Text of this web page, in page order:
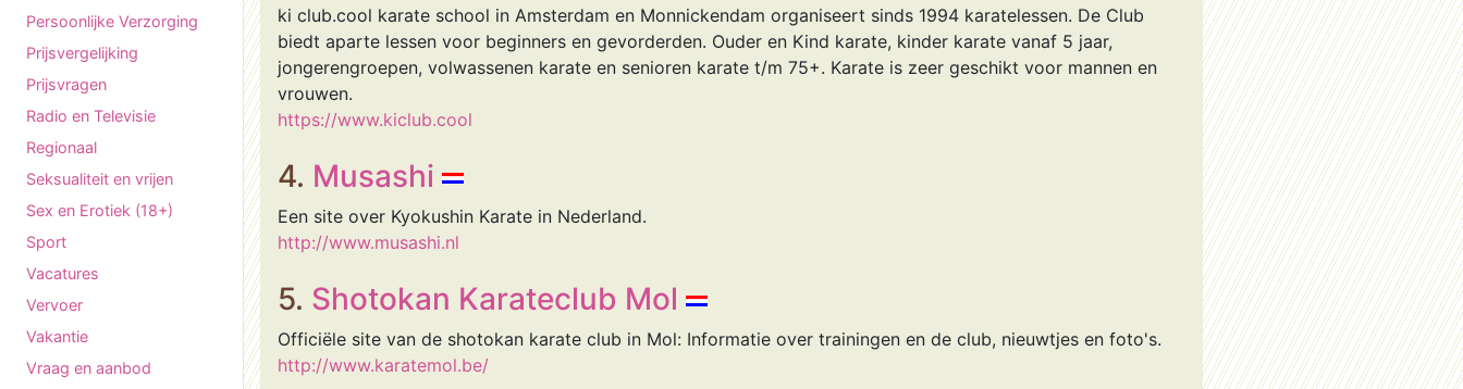
Persoonlijke Verzorging
Prijsvergelijking
Prijsvragen
Radio en Televisie
Regionaal
Seksualiteit en vrijen
Sex en Erotiek (18+)
Sport
Vacatures
Vervoer
Vakantie
Vraag en aanbod
ki club.cool karate school in Amsterdam en Monnickendam organiseert sinds 1994 karatelessen. De Club
biedt aparte lessen voor beginners en gevorderden. Ouder en Kind karate, kinder karate vanaf 5 jaar,
jongerengroepen, volwassenen karate en senioren karate t/m 75+. Karate is zeer geschikt voor mannen en
vrouwen.
https://www.kiclub.cool
4. Musashi
Een site over Kyokushin Karate in Nederland.
http://www.musashi.nl
5. Shotokan Karateclub Mol
Officiële site van de shotokan karate club in Mol: Informatie over trainingen en de club, nieuwtjes en foto's.
http://www.karatemol.be/